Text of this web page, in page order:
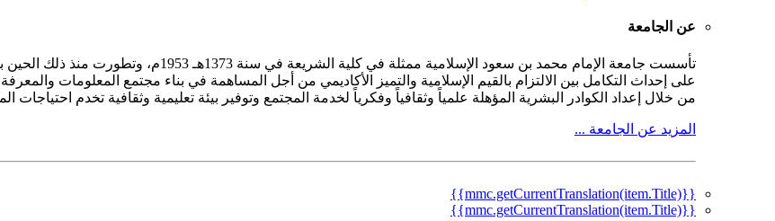
عن الجامعة
على إحداث التكامل بين الالتزام بالقيم الإسلامية والتميز الأكاديمي من أجل المساهمة في بناء مجتمع المعلومات
من خلال إعداد الكوادر البشرية المؤهلة علمياً وثقافياً وفكرياً لخدمة المجتمع وتوفير بيئة تعليمية وثقافية تخدم
المزيد عن الجامعة ...
{{mmc.getCurrentTranslation(item.Title)}}
{{mmc.getCurrentTranslation(item.Title)}}